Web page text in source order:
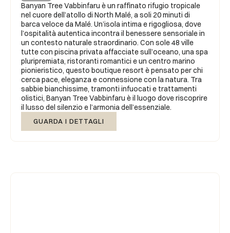
Banyan Tree Vabbinfaru è un raffinato rifugio tropicale
nel cuore dell’atollo di North Malé, a soli 20 minuti di
barca veloce da Malé. Un’isola intima e rigogliosa, dove
l’ospitalità autentica incontra il benessere sensoriale in
un contesto naturale straordinario. Con sole 48 ville
tutte con piscina privata affacciate sull’oceano, una spa
pluripremiata, ristoranti romantici e un centro marino
pionieristico, questo boutique resort è pensato per chi
cerca pace, eleganza e connessione con la natura. Tra
sabbie bianchissime, tramonti infuocati e trattamenti
olistici, Banyan Tree Vabbinfaru è il luogo dove riscoprire
il lusso del silenzio e l’armonia dell’essenziale.
GUARDA I DETTAGLI